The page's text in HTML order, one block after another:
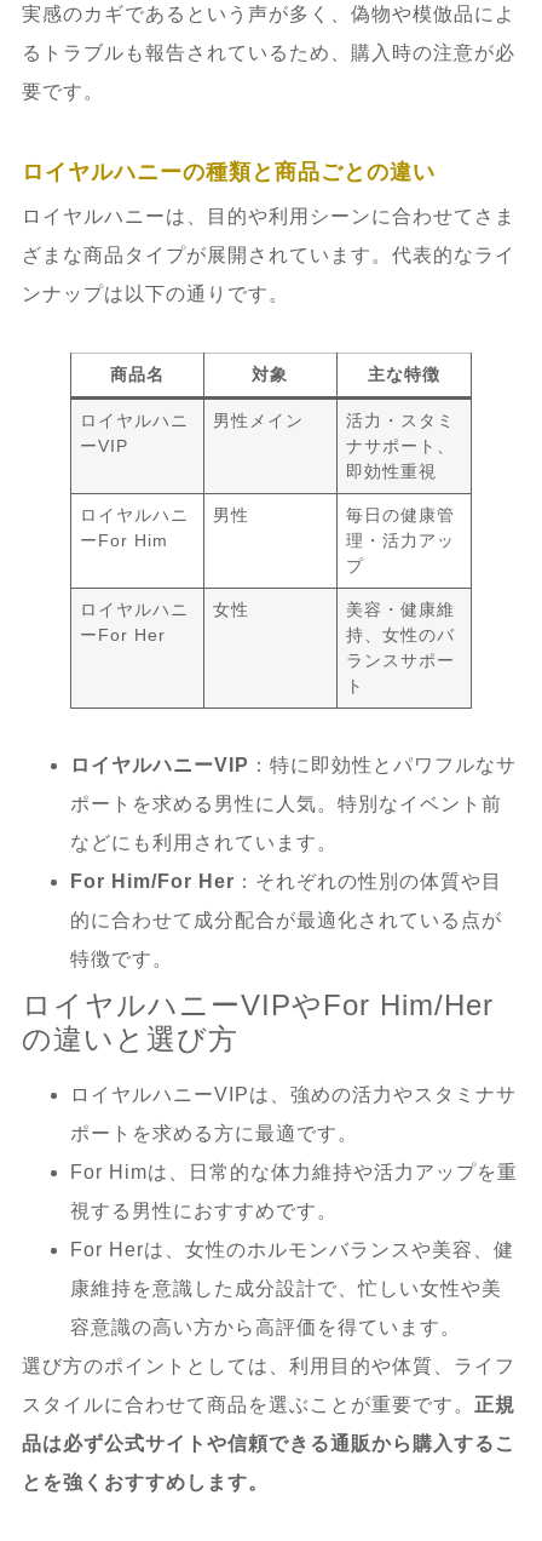
実感のカギであるという声が多く、偽物や模倣品によ
るトラブルも報告されているため、購入時の注意が必
要です。
ロイヤルハニーの種類と商品ごとの違い
ロイヤルハニーは、目的や利用シーンに合わせてさま
ざまな商品タイプが展開されています。代表的なライ
ンナップは以下の通りです。
商品名 対象 主な特徴
ロイヤルハニ
ーVIP
男性メイン
活力・スタミ
ナサポート、
即効性重視
ロイヤルハニ
ーFor Him
男性
毎日の健康管
理・活力アッ
プ
ロイヤルハニ
ーFor Her
女性
美容・健康維
持、女性のバ
ランスサポー
ト
ロイヤルハニーVIP ：特に即効性とパワフルなサ
ポートを求める男性に人気。特別なイベント前
などにも利用されています。
For Him/For Her ：それぞれの性別の体質や目
的に合わせて成分配合が最適化されている点が
特徴です。
ロイヤルハニーVIPやFor Him/Her
の違いと選び方
ロイヤルハニーVIPは、強めの活力やスタミナサ
ポートを求める方に最適です。
For Himは、日常的な体力維持や活力アップを重
視する男性におすすめです。
For Herは、女性のホルモンバランスや美容、健
康維持を意識した成分設計で、忙しい女性や美
容意識の高い方から高評価を得ています。
選び方のポイントとしては、利用目的や体質、ライフ
スタイルに合わせて商品を選ぶことが重要です。 正規
品は必ず公式サイトや信頼できる通販から購入するこ
とを強くおすすめします。